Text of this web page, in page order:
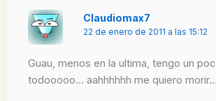
Claudiomax7
22 de enero de 2011 a las 15:12
Guau, menos en la ultima, tengo un
todooooo… aahhhhhh me quiero